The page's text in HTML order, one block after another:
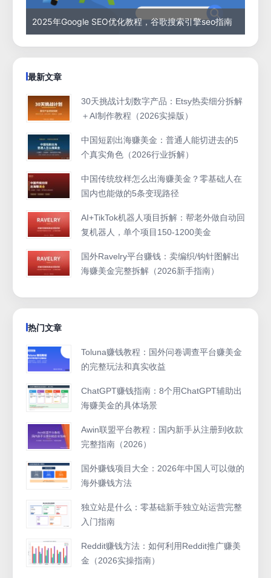
2025年Google SEO优化教程，谷歌搜索引擎seo指南
最新文章
30天挑战计划数字产品：Etsy热卖细分拆解
＋AI制作教程（2026实操版）
中国短剧出海赚美金：普通人能切进去的5
个真实角色（2026行业拆解）
中国传统纹样怎么出海赚美金？零基础人在
国内也能做的5条变现路径
AI+TikTok机器人项目拆解：帮老外做自动回
复机器人，单个项目150-1200美金
国外Ravelry平台赚钱：卖编织/钩针图解出
海赚美金完整拆解（2026新手指南）
热门文章
Toluna赚钱教程：国外问卷调查平台赚美金
的完整玩法和真实收益
ChatGPT赚钱指南：8个用ChatGPT辅助出
海赚美金的具体场景
Awin联盟平台教程：国内新手从注册到收款
完整指南（2026）
国外赚钱项目大全：2026年中国人可以做的
海外赚钱方法
独立站是什么：零基础新手独立站运营完整
入门指南
Reddit赚钱方法：如何利用Reddit推广赚美
金（2026实操指南）